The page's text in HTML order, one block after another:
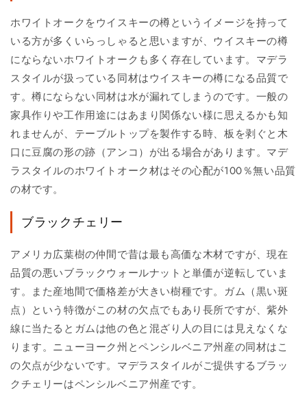
ホワイトオークをウイスキーの樽というイメージを持って
いる方が多くいらっしゃると思いますが、ウイスキーの樽
にならないホワイトオークも多く存在しています。マデラ
スタイルが扱っている同材はウイスキーの樽になる品質で
す。樽にならない同材は水が漏れてしまうのです。一般の
家具作りや工作用途にはあまり関係ない様に思えるかも知
れませんが、テーブルトップを製作する時、板を剥ぐと木
口に豆腐の形の跡（アンコ）が出る場合があります。マデ
ラスタイルのホワイトオーク材はその心配が100％無い品質
の材です。
ブラックチェリー
アメリカ広葉樹の仲間で昔は最も高価な木材ですが、現在
品質の悪いブラックウォールナットと単価が逆転していま
す。また産地間で価格差が大きい樹種です。ガム（黒い斑
点）という特徴がこの材の欠点でもあり長所ですが、紫外
線に当たるとガムは他の色と混ざり人の目には見えなくな
ります。ニューヨーク州とペンシルベニア州産の同材はこ
の欠点が少ないです。マデラスタイルがご提供するブラッ
クチェリーはペンシルベニア州産です。